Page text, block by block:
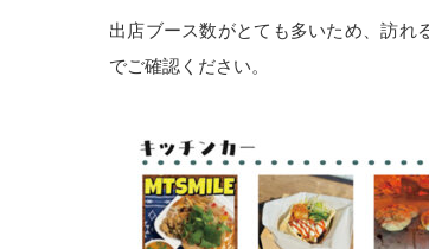
出店ブース数がとても多いため、訪
でご確認ください。